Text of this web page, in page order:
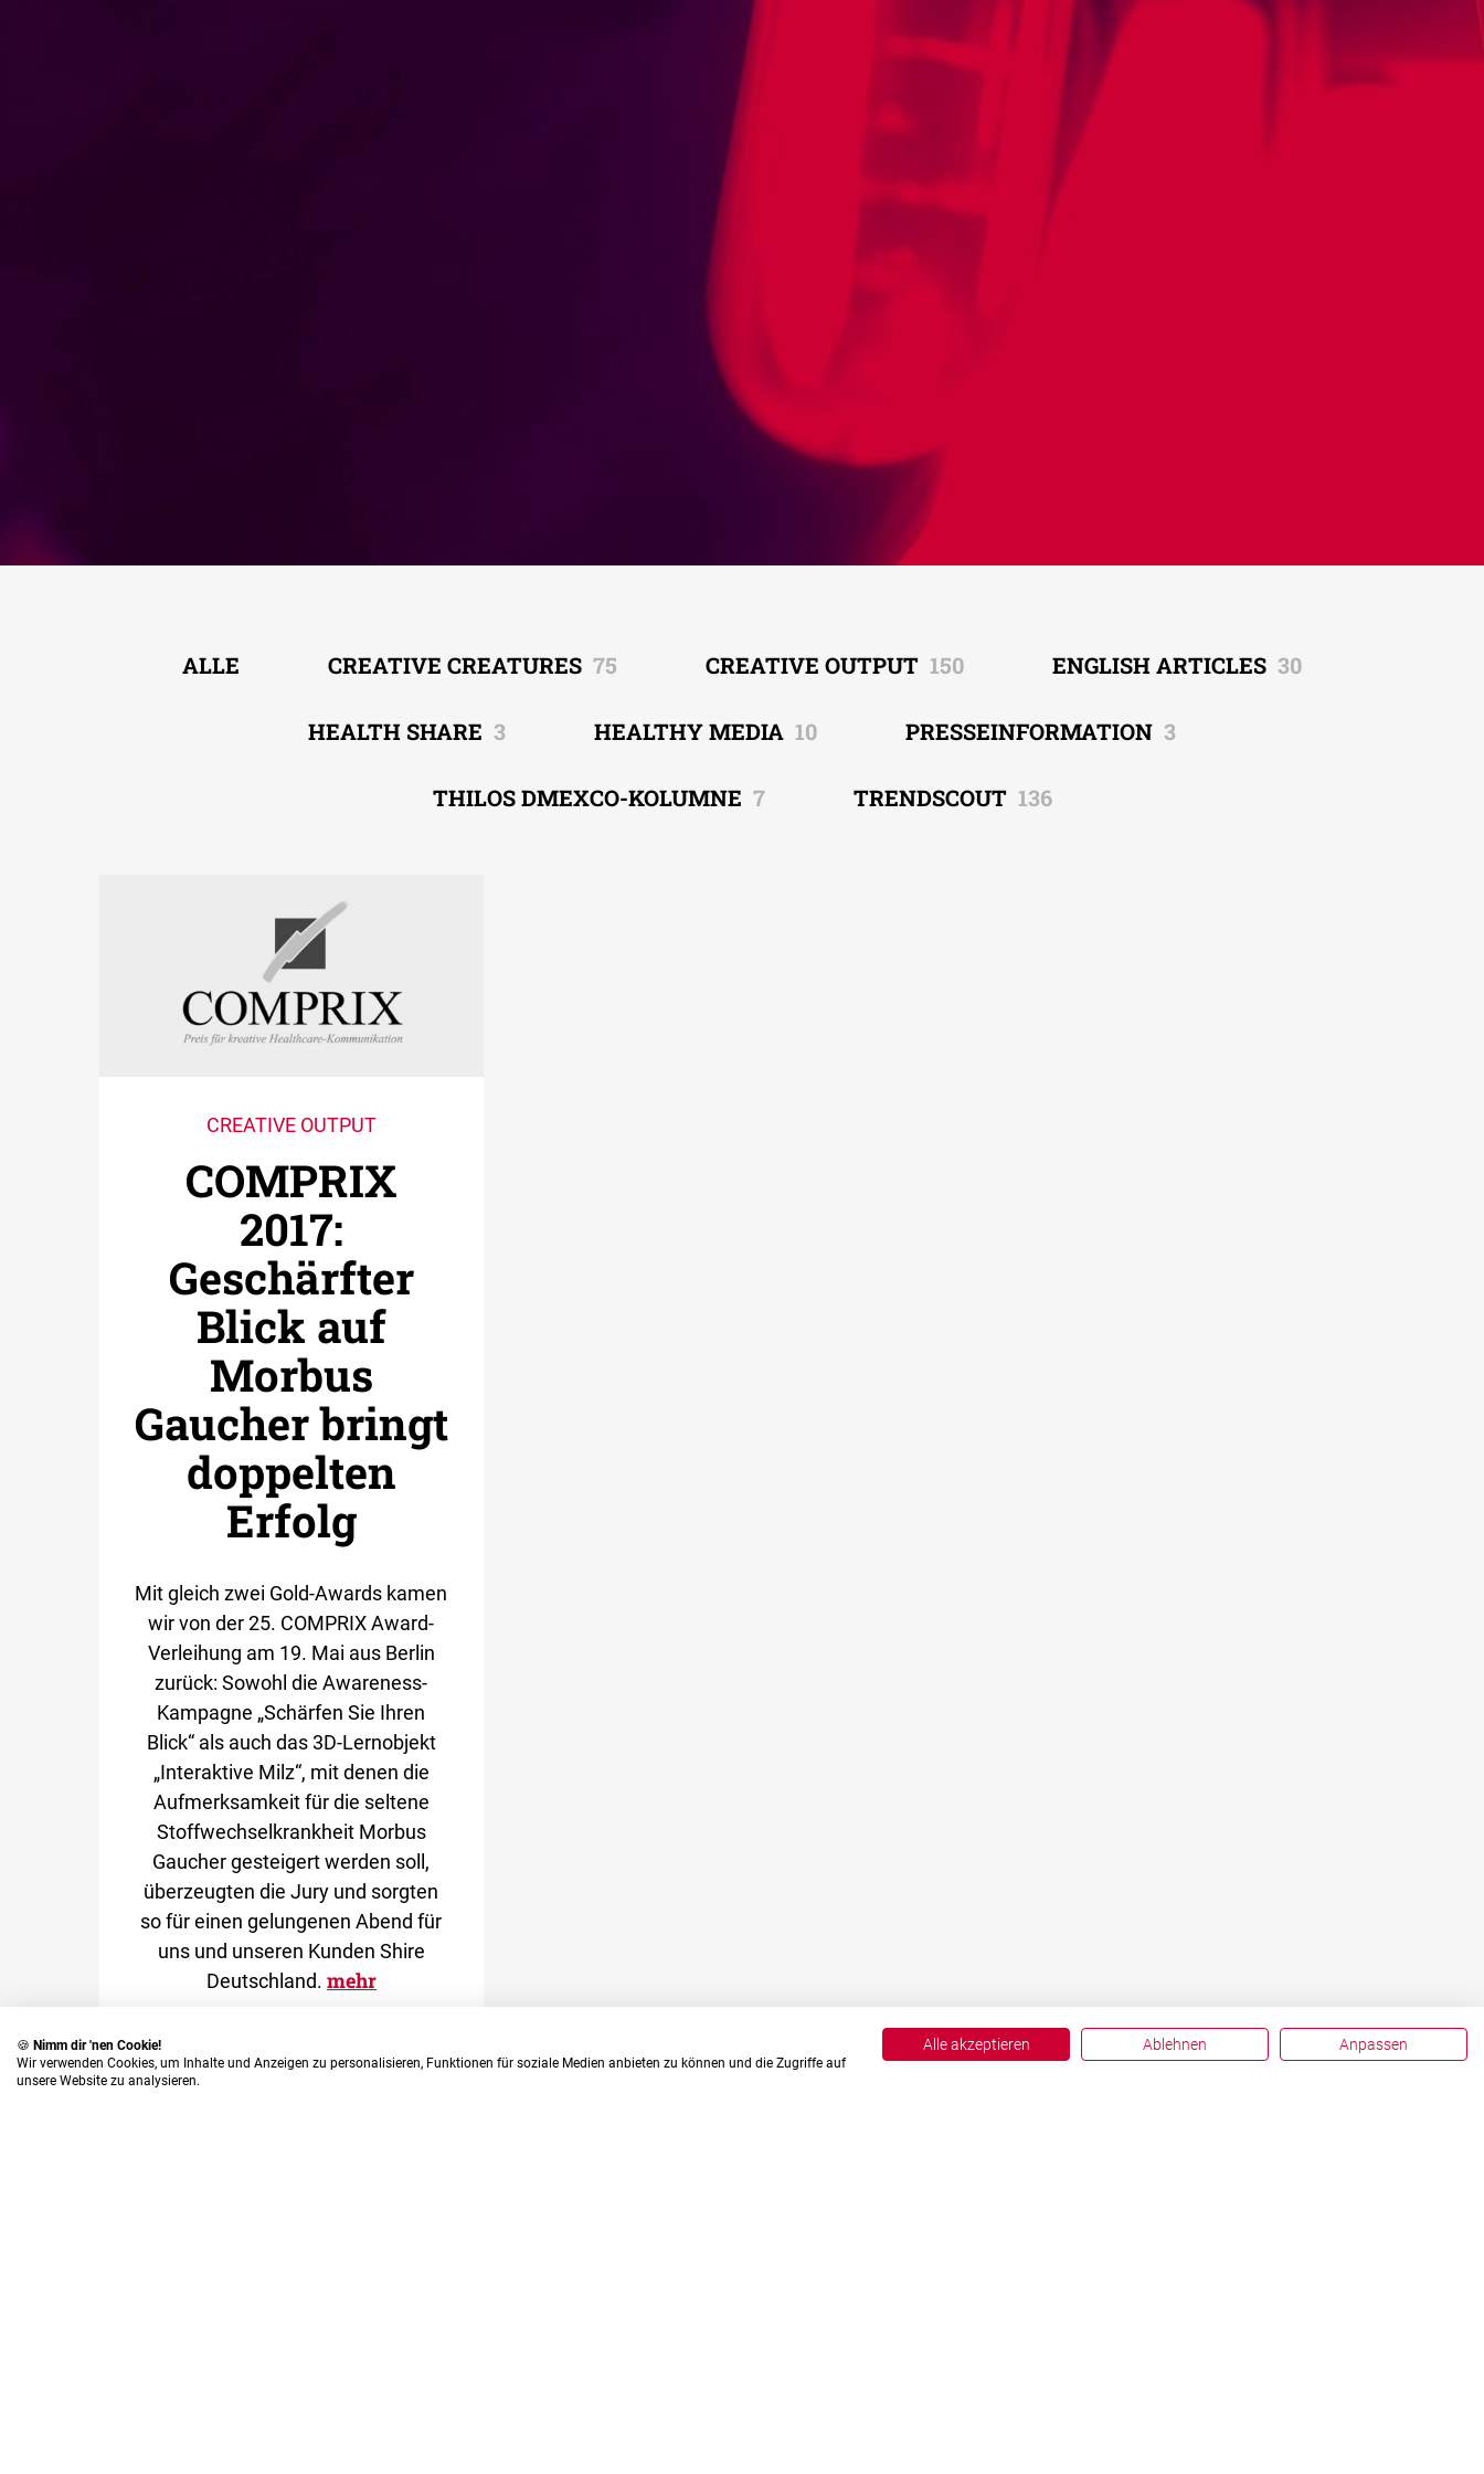
ALLE CREATIVE CREATURES 75 CREATIVE OUTPUT 150 ENGLISH ARTICLES 30
HEALTH SHARE 3 HEALTHY MEDIA 10 PRESSEINFORMATION 3
THILOS DMEXCO-KOLUMNE 7 TRENDSCOUT 136
CREATIVE OUTPUT
COMPRIX
2017:
Geschärfter
Blick auf
Morbus
Gaucher bringt
doppelten
Erfolg
Mit gleich zwei Gold-Awards kamen
wir von der 25. COMPRIX Award-
Verleihung am 19. Mai aus Berlin
zurück: Sowohl die Awareness-
Kampagne „Schärfen Sie Ihren
Blick“ als auch das 3D-Lernobjekt
„Interaktive Milz“, mit denen die
Aufmerksamkeit für die seltene
Stoffwechselkrankheit Morbus
Gaucher gesteigert werden soll,
überzeugten die Jury und sorgten
so für einen gelungenen Abend für
uns und unseren Kunden Shire
Deutschland. mehr
🍪 Nimm dir 'nen Cookie!
Wir verwenden Cookies, um Inhalte und Anzeigen zu personalisieren, Funktionen für soziale Medien anbieten zu können und die Zugriffe auf
unsere Website zu analysieren.
Alle akzeptieren Ablehnen Anpassen